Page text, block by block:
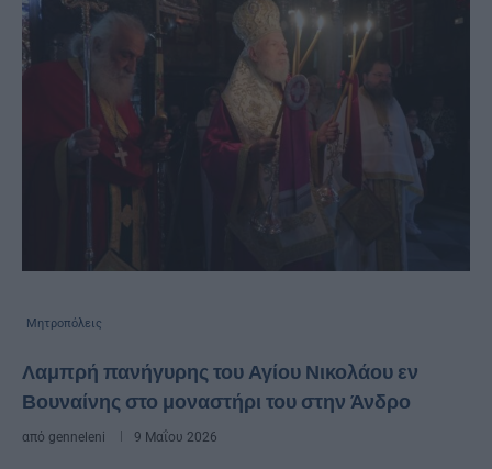
Μητροπόλεις
Λαμπρή πανήγυρης του Αγίου Νικολάου εν
Βουναίνης στο μοναστήρι του στην Άνδρο
από genneleni 9 Μαΐου 2026